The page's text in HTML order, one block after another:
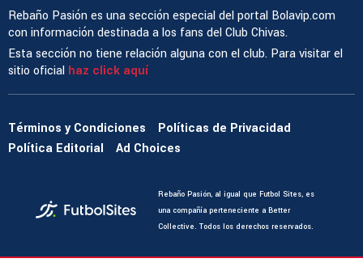
Rebaño Pasión es una sección especial del portal Bolavip.com
con información destinada a los fans del Club Chivas.
Esta sección no tiene relación alguna con el club. Para visitar el
sitio oficial haz click aquí
Términos y Condiciones
Políticas de Privacidad
Política Editorial
Ad Choices
Rebaño Pasión, al igual que Futbol Sites, es
una compañía perteneciente a Better
Collective. Todos los derechos reservados.